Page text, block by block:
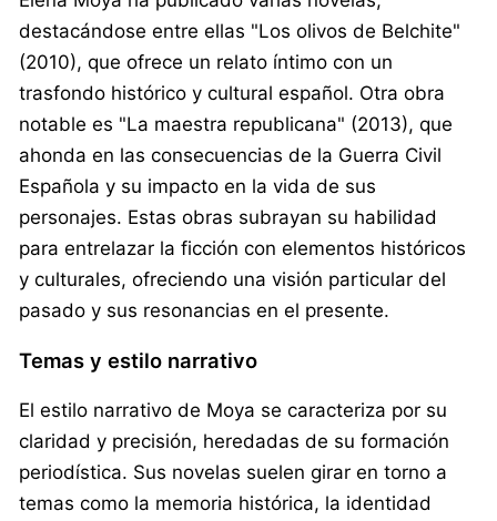
destacándose entre ellas "Los olivos de Belchite"
(2010), que ofrece un relato íntimo con un
trasfondo histórico y cultural español. Otra obra
notable es "La maestra republicana" (2013), que
ahonda en las consecuencias de la Guerra Civil
Española y su impacto en la vida de sus
personajes. Estas obras subrayan su habilidad
para entrelazar la ficción con elementos históricos
y culturales, ofreciendo una visión particular del
pasado y sus resonancias en el presente.
Temas y estilo narrativo
El estilo narrativo de Moya se caracteriza por su
claridad y precisión, heredadas de su formación
periodística. Sus novelas suelen girar en torno a
temas como la memoria histórica, la identidad